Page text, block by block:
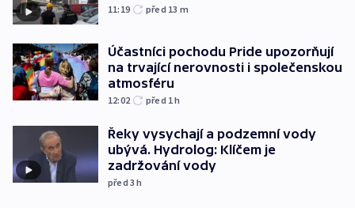
11:19 před 13 m
Účastníci pochodu Pride upozorňují
na trvající nerovnosti i společenskou
atmosféru
12:02 před 1h
Řeky vysychají a podzemní vody
ubývá. Hydrolog: Klíčem je
zadržování vody
před 3h